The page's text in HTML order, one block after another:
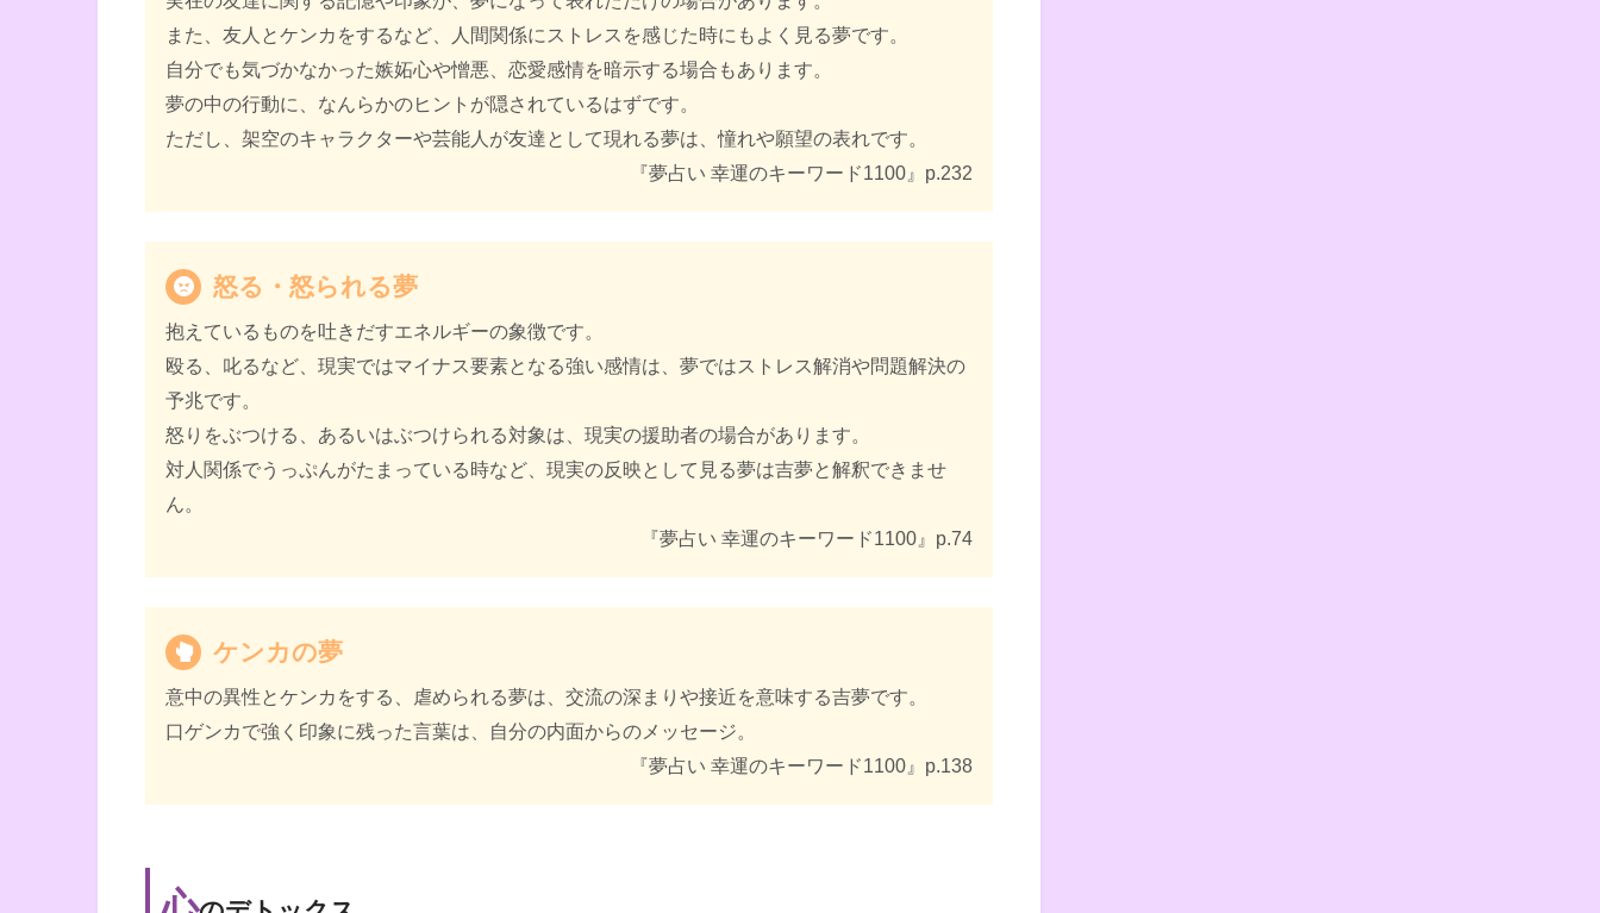
また、友人とケンカをするなど、人間関係にストレスを感じた時にもよく見る夢です。
自分でも気づかなかった嫉妬心や憎悪、恋愛感情を暗示する場合もあります。
夢の中の行動に、なんらかのヒントが隠されているはずです。
ただし、架空のキャラクターや芸能人が友達として現れる夢は、憧れや願望の表れです。
『夢占い 幸運のキーワード1100』p.232
怒る・怒られる夢
抱えているものを吐きだすエネルギーの象徴です。
殴る、叱るなど、現実ではマイナス要素となる強い感情は、夢ではストレス解消や問題解決の
予兆です。
怒りをぶつける、あるいはぶつけられる対象は、現実の援助者の場合があります。
対人関係でうっぷんがたまっている時など、現実の反映として見る夢は吉夢と解釈できませ
ん。
『夢占い 幸運のキーワード1100』p.74
ケンカの夢
意中の異性とケンカをする、虐められる夢は、交流の深まりや接近を意味する吉夢です。
口ゲンカで強く印象に残った言葉は、自分の内面からのメッセージ。
『夢占い 幸運のキーワード1100』p.138